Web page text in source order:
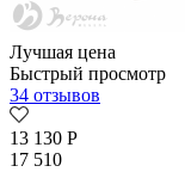
Лучшая цена
Быстрый просмотр
34 отзывов
13 130 Р
17 510